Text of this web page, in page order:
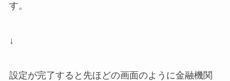
す。
↓
設定が完了すると先ほどの画面のように金融機関